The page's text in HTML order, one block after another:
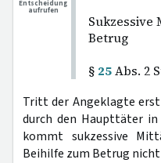
Sukzessive
Betrug
§ 25Abs. 2
Entscheidung
aufrufen
Tritt der Angeklagte
durch den Haupttäter in
kommt sukzessive
Beihilfe zum Betrug